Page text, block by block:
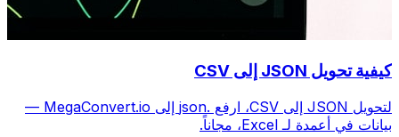
كيفية تحويل JSON إلى CSV
لتحويل JSON إلى CSV، ارفع .json إلى MegaConvert.io —
بيانات في أعمدة لـ Excel، مجاناً.